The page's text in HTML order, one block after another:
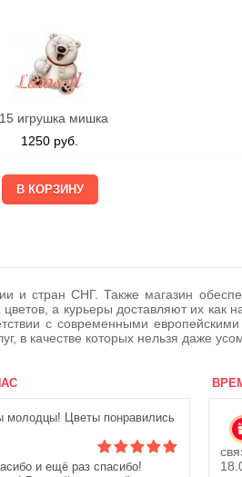
игрушка мишка
1250 руб.
и стран СНГ. Также магазин
а курьеры доставляют их как
с современными
в качестве которых нельзя даже
молодцы! Цветы понравились
и ещё раз спасибо!